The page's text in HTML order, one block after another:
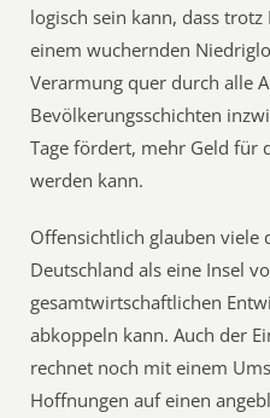
logisch sein kann, dass
einem wuchernden
Verarmung quer durch alle
Bevölkerungsschichten
Tage fördert, mehr Geld für
werden kann.
Offensichtlich glauben viele
Deutschland als eine Insel
gesamtwirtschaftlichen
abkoppeln kann. Auch der
rechnet noch mit einem
Hoffnungen auf einen